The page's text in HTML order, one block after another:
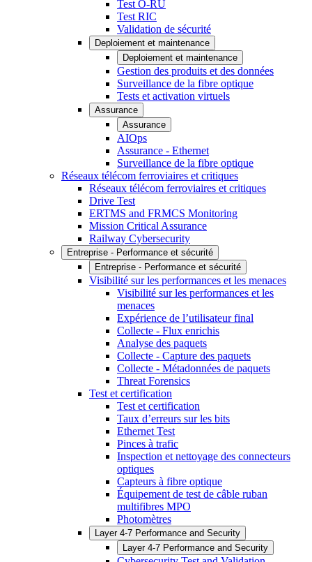
Test O-RU
Test RIC
Validation de sécurité
Deploiement et maintenance
Deploiement et maintenance
Gestion des produits et des données
Surveillance de la fibre optique
Tests et activation virtuels
Assurance
Assurance
AIOps
Assurance - Ethernet
Surveillance de la fibre optique
Réseaux télécom ferroviaires et critiques
Réseaux télécom ferroviaires et critiques
Drive Test
ERTMS and FRMCS Monitoring
Mission Critical Assurance
Railway Cybersecurity
Entreprise - Performance et sécurité
Entreprise - Performance et sécurité
Visibilité sur les performances et les menaces
Visibilité sur les performances et les
menaces
Expérience de l’utilisateur final
Collecte - Flux enrichis
Analyse des paquets
Collecte - Capture des paquets
Collecte - Métadonnées de paquets
Threat Forensics
Test et certification
Test et certification
Taux d’erreurs sur les bits
Ethernet Test
Pinces à trafic
Inspection et nettoyage des connecteurs
optiques
Capteurs à fibre optique
Équipement de test de câble ruban
multifibres MPO
Photomètres
Layer 4-7 Performance and Security
Layer 4-7 Performance and Security